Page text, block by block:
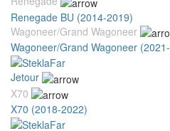
Renegade BU (2014-2019)
Wagoneer/Grand Wagoneer
Wagoneer/Grand Wagoneer
Jetour
X70
X70 (2018-2022)